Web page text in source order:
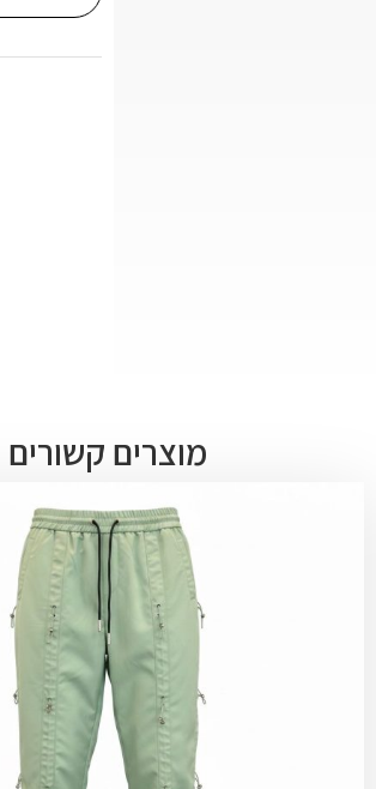
מוצרים קשורים